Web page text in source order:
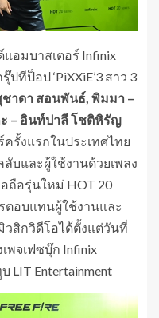
อมบาสเตอร์ Infinix
ปทีป็อป ‘PiXXiE’3 สาว 3
ชาดา สอนพันธ์, พิมมา –
– อินท์ปาลี โชติหิรัญ
รั้งแรกในประเทศไทย
บและผู้ใช้งานด้วยเพลง
อถือรุ่นใหม่ HOT 20
ตอบแทนผู้ใช้งานและ
สิกวิดีโอได้ตั้งแต่วันที่
พจเฟซบุ๊ก Infinix
LIT Entertainment